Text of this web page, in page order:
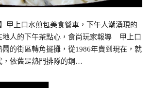
甲上口水煎包美食餐車，下午人潮湧現的
地人的下午茶點心，食尚玩家報導 甲上口
鬧的街區轉角擺攤，從1986年賣到現在，就
，依舊是熱門排隊的銅…